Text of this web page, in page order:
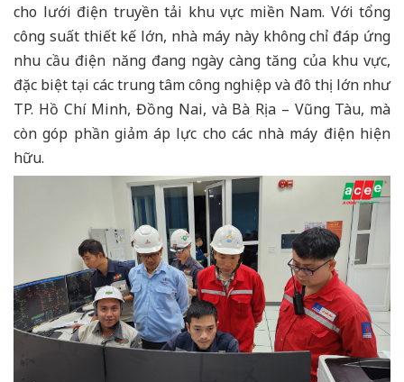
cho lưới điện truyền tải khu vực miền Nam. Với tổng
công suất thiết kế lớn, nhà máy này không chỉ đáp ứng
nhu cầu điện năng đang ngày càng tăng của khu vực,
đặc biệt tại các trung tâm công nghiệp và đô thị lớn như
TP. Hồ Chí Minh, Đồng Nai, và Bà Rịa – Vũng Tàu, mà
còn góp phần giảm áp lực cho các nhà máy điện hiện
hữu.